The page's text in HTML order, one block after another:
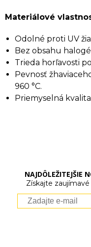
Materiálové
Odolné proti UV
Bez obsahu
Trieda horľavosti
Pevnosť
960 °C.
Priemyselná
NAJDÔLEŽITEJŠIE
Získajte